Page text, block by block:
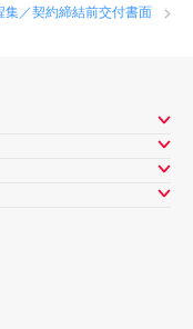
集／契約締結前交付書面